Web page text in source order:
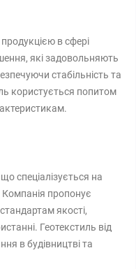
в сфері
які задовольняють
стабільність та
користується попитом
спеціалізується на
Компанія пропонує
якості,
Геотекстиль від
в будівництві та